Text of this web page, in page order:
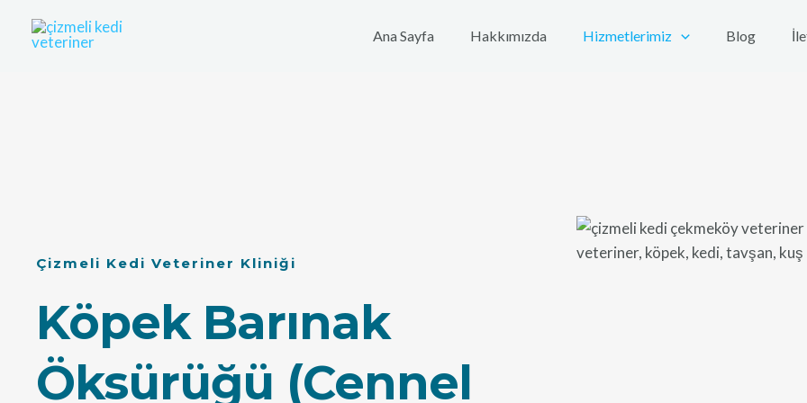
Ana Sayfa Hakkımızda Hizmetlerimiz Blog
Çizmeli Kedi Veteriner Kliniği
Köpek Barınak
Öksürüğü (Cennel